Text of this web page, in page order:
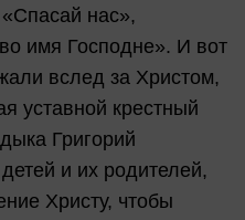
нас»,
имя Господне». И вот
вслед за Христом,
уставной крестный
Григорий
и их родителей,
Христу, чтобы